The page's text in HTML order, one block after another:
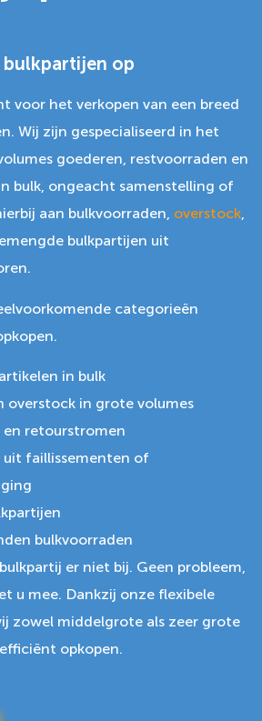
op
voor het verkopen van een breed
Wij zijn gespecialiseerd in het
goederen, restvoorraden en
bulk, ongeacht samenstelling of
aan bulkvoorraden, overstock
bulkpartijen uit
categorieën
in bulk
overstock in grote volumes
en retourstromen
uit faillissementen of
bulkvoorraden
er niet bij. Geen probleem,
u mee. Dankzij onze flexibele
zowel middelgrote als zeer grote
opkopen.